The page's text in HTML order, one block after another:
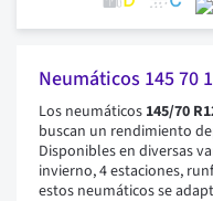
Neumáticos 145 70
Los neumáticos 145/70
buscan un rendimiento
Disponibles en diversas
invierno, 4 estaciones,
estos neumáticos se